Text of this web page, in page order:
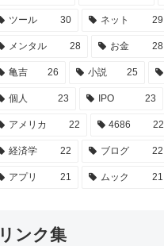
ツール 30 ネット 29
メンタル 28 お金 28
亀吉 26 小説 25
個人 23 IPO 23
アメリカ 22 4686 22
経済学 22 ブログ 22
アプリ 21 ムック 21
リンク集